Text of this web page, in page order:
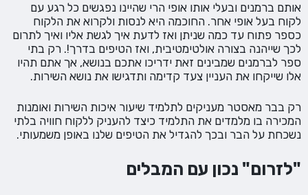
אותם ברמנים ובעלי אותו אופי הרי שהיינו נפגשים כל רגע עם
לקוח בעל אופי אחר. החוכמה היא לנסות ולקרוא את הלקוח
כספר פתוח עד כמה שניתן ואז לדעת איך לגשת אליו ואיך לתרום
לכך שייהנה בצורה אולטימטיבית, ואז הטיפים בדרך!. רק בתי
ספר לברמנים שמבינים זאת ידריכו אתכם בנושא, אך אתם תהיו
אלו שייקחו את העניין צעד קדימה ותדגישו את נושא השירות.
רק בבר מאסטר מעניקים לתלמיד שיעור איכות השירות ואומנות
המכירה בו מלמדים את התלמיד כיצד להעניק ללקוח חוויה בלתי
נשכחת על הבר ובכך להגדיל את הטיפים שלנו באופן משמעותי.
"לזרום" נכון עם המבלים